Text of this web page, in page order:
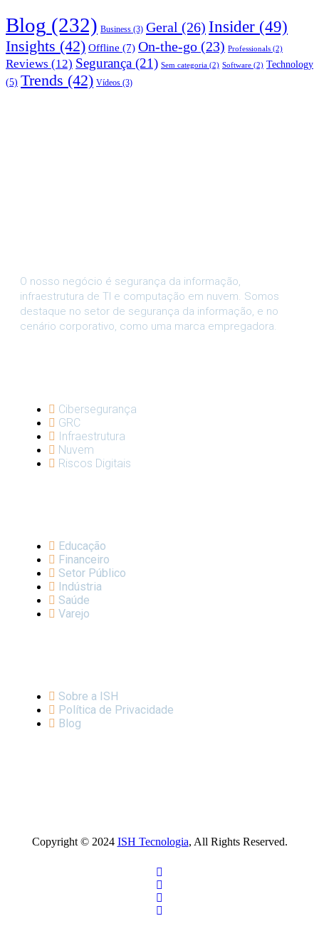
Blog (232) Business (3) Geral (26) Insider (49)
Insights (42) Offline (7) On-the-go (23) Professionals (2)
Reviews (12) Segurança (21) Sem categoria (2) Software (2) Technology
(5) Trends (42) Vídeos (3)
O nosso negócio é segurança da informação,
infraestrutura de TI e computação em nuvem. Somos
destaque no setor de segurança da informação, e no
cenário corporativo, como uma marca empregadora.
Cibersegurança
GRC
Infraestrutura
Nuvem
Riscos Digitais
Educação
Financeiro
Setor Público
Indústria
Saúde
Varejo
Sobre a ISH
Política de Privacidade
Blog
Copyright © 2024 ISH Tecnologia, All Rights Reserved.